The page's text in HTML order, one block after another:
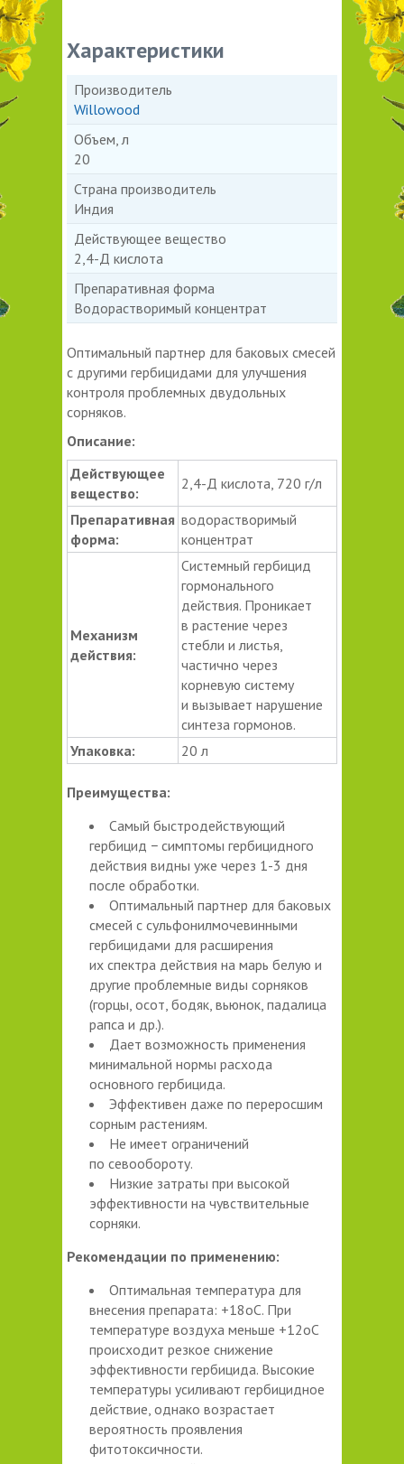
Характеристики
Производитель
Willowood
Объем, л
20
Страна производитель
Индия
Действующее вещество
2,4-Д кислота
Препаративная форма
Водорастворимый концентрат
Оптимальный партнер для баковых смесей
с другими гербицидами для улучшения
контроля проблемных двудольных
сорняков.
Описание:
Действующее
вещество:
2,4-Д кислота, 720 г/л
Препаративная
форма:
водорастворимый
концентрат
Механизм
действия:
Системный гербицид
гормонального
действия. Проникает
в растение через
стебли и листья,
частично через
корневую систему
и вызывает нарушение
синтеза гормонов.
Упаковка:
20 л
Преимущества:
Самый быстродействующий
гербицид − симптомы гербицидного
действия видны уже через 1-3 дня
после обработки.
Оптимальный партнер для баковых
смесей с сульфонилмочевинными
гербицидами для расширения
их спектра действия на марь белую и
другие проблемные виды сорняков
(горцы, осот, бодяк, вьюнок, падалица
рапса и др.).
Дает возможность применения
минимальной нормы расхода
основного гербицида.
Эффективен даже по переросшим
сорным растениям.
Не имеет ограничений
по севообороту.
Низкие затраты при высокой
эффективности на чувствительные
сорняки.
Рекомендации по применению:
Оптимальная температура для
внесения препарата: +18oС. При
температуре воздуха меньше +12oС
происходит резкое снижение
эффективности гербицида. Высокие
температуры усиливают гербицидное
действие, однако возрастает
вероятность проявления
фитотоксичности.